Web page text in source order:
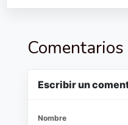
Comentarios
Escribir un
Nombre